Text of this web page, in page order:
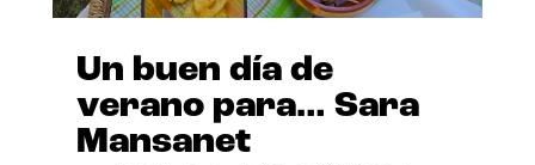
Un buen día de
verano para… Sara
Mansanet